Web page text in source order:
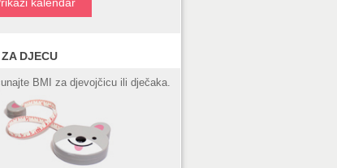
DJECU
BMI za djevojčicu ili dječaka.